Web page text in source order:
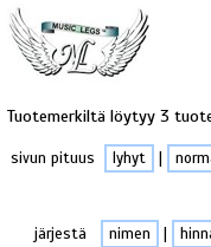
Tuotemerkiltä löytyy 3
sivun pituus lyhyt
järjestä nimen